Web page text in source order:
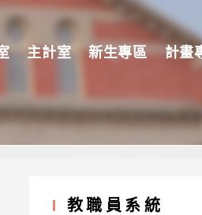
主計室 新生專區 計畫
)、瑾霖地理
教職員系統